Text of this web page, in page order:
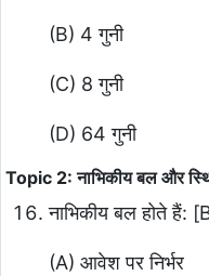
(B) 4 गुनी
(C) 8 गुनी
(D) 64 गुनी
Topic 2: नाभिकीय बल और
नाभिकीय बल होते हैं:
(A) आवेश पर निर्भर